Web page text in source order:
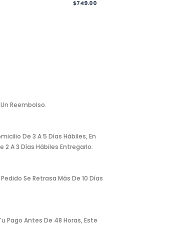
$749.00
Reembolso.
De 3 A 5 Días Hábiles, En
2 A 3 Días Hábiles Entregarlo.
Se Retrasa Más De 10 Días
Pago Antes De 48 Horas, Este